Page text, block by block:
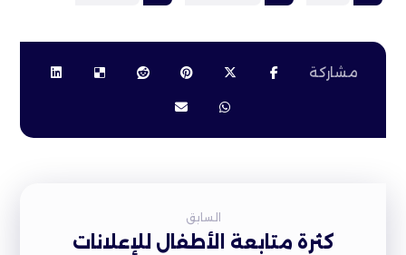
السابق
كثرة متابعة الأطفال للإعلانات